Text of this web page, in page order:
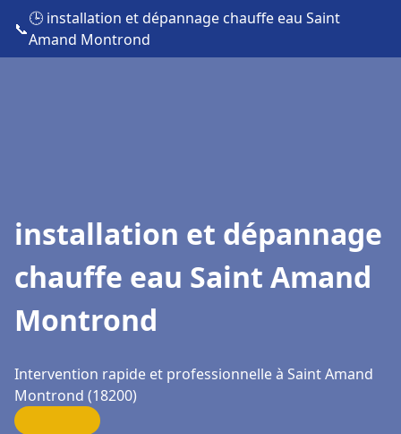
📞
🕒 installation et dépannage chauffe eau Saint
Amand Montrond
installation et dépannage
chauffe eau Saint Amand
Montrond
Intervention rapide et professionnelle à Saint Amand
Montrond (18200)